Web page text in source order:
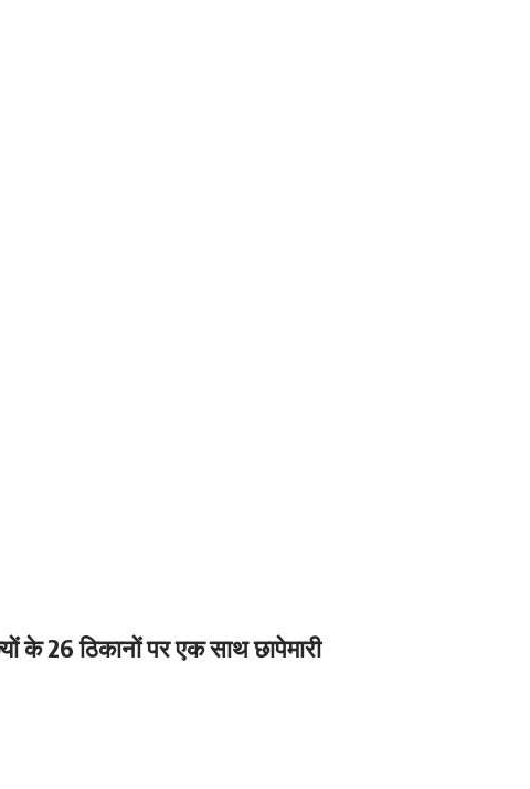
के 26 ठिकानों पर एक साथ छापेमारी